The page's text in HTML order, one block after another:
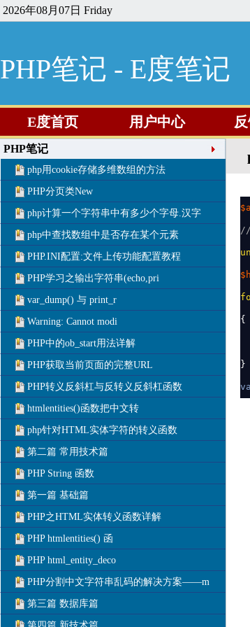
2026年08月07日 Friday
PHP笔记 - E度笔记
E度首页 用户中心
PHP笔记
php用cookie存储多维数组的方法
PHP分页类New
php计算一个字符串中有多少个字母.汉字
php中查找数组中是否存在某个元素
PHP.INI配置:文件上传功能配置教程
PHP学习之输出字符串(echo,pri
var_dump() 与 print_r
Warning: Cannot modi
PHP中的ob_start用法详解
PHP获取当前页面的完整URL
PHP转义反斜杠与反转义反斜杠函数
htmlentities()函数把中文转
php针对HTML实体字符的转义函数
第二篇 常用技术篇
PHP String 函数
第一篇 基础篇
PHP之HTML实体转义函数详解
PHP htmlentities() 函
PHP html_entity_deco
PHP分割中文字符串乱码的解决方案——m
第三篇 数据库篇
{